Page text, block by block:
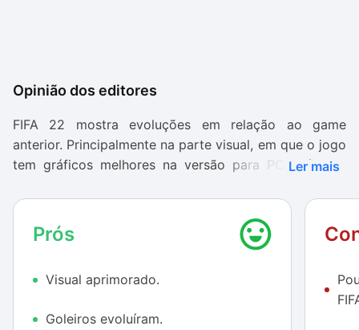
Opinião dos editores
FIFA 22 mostra evoluções em relação ao game
anterior. Principalmente na parte visual, em que o jogo
tem gráficos melhores na versão para PC, além de
game mais dinâmico e realista.
Entretanto, o preço não justifica essas poucas
em poucos meses, ganhará uma nova versão e
Ler mais
Prós
Visual aprimorado.
Goleiros evoluíram.